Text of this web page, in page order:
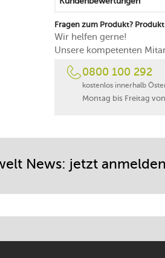
Fragen zum Produkt?
Wir helfen gerne!
Unsere kompetenten
0800 100 292
kostenlos innerhalb
Montag bis Freitag
News: jetzt